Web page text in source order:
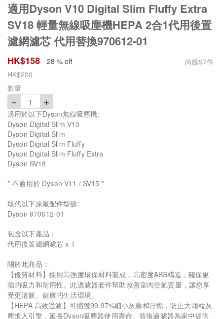
適用Dyson V10 Digital Slim Fluffy Extra
SV18 輕量無線吸塵機HEPA 2合1代用後置
濾網濾芯 代用替換970612-01
HK$158 28 % off 尚餘97件
HK$220
數量
－ 1 ＋
適用於以下Dyson無線吸塵機:
Dyson Digital Slim V10
Dyson Digital Slim
Dyson Digital Slim Fluffy
Dyson Digital Slim Fluffy Extra
Dyson SV18
* 不適用於 Dyson V11 / SV15 *
取代以下原廠配件型號:
Dyson 970612-01
包含以下產品﹕
代用後置濾網濾芯 x 1
關於此商品：
【優質材料】採用高強度環保材料製成，高密度ABS構造，確保更
強的吸力和耐用性。此過濾器套件幫助改善室內空氣質量，讓您享
受更清新、健康的生活環境。
【HEPA 高效過濾】可捕獲99.97%細小灰塵和汙垢，防止大顆粒灰
塵進入引擎，延長Dyson吸塵器使用壽命。替換過濾器為家中提供